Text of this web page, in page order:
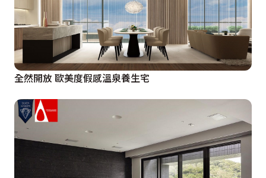
全然開放 歐美度假感溫泉養生宅